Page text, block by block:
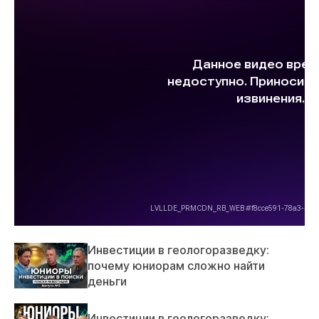
Инвестиции в геологоразведку:
почему юниорам сложно найти
деньги